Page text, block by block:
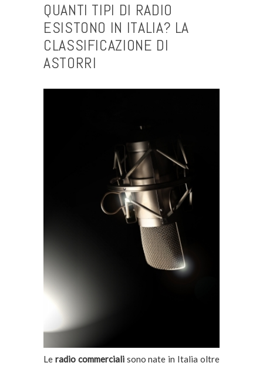
QUANTI TIPI DI RADIO
ESISTONO IN ITALIA? LA
CLASSIFICAZIONE DI
ASTORRI
Le radio commercialisono nate in Italia oltre